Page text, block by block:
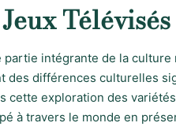
intégrante de la
différences culturelles
cette exploration des
à travers le monde en